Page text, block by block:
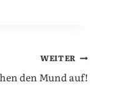
WEITER
den Mund auf!